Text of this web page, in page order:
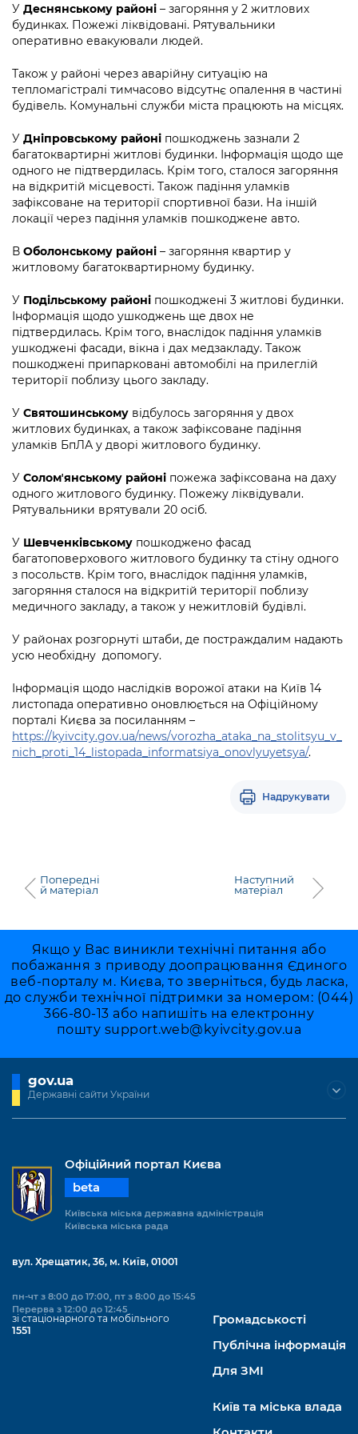
Підприємства, установи, організації
Kyiv International Relations
Річні звіти
Гендерна політика
Безбар'єрність
Київська міська військова адміністрація
Портал Захисників та Захисниць
Портал послуг
Важливе під час воєнного стану
Уряд» – місцевий рівень»
Важливе під час воєнного стану
Про відкриті дані
Портал даних Києва
Публічні дашборди
У Деснянському районі – загоряння у 2 житлових
будинках. Пожежі ліквідовані. Рятувальники
оперативно евакуювали людей.
Також у районі через аварійну ситуацію на
тепломагістралі тимчасово відсутнє опалення в частині
будівель. Комунальні служби міста працюють на місцях.
У Дніпровському районі пошкоджень зазнали 2
багатоквартирні житлові будинки. Інформація щодо ще
одного не підтвердилась. Крім того, сталося загоряння
на відкритій місцевості. Також падіння уламків
зафіксоване на території спортивної бази. На іншій
локації через падіння уламків пошкоджене авто.
В Оболонському районі – загоряння квартир у
житловому багатоквартирному будинку.
У Подільському районі пошкоджені 3 житлові будинки.
Інформація щодо ушкоджень ще двох не
підтвердилась. Крім того, внаслідок падіння уламків
ушкоджені фасади, вікна і дах медзакладу. Також
пошкоджені припарковані автомобілі на прилеглій
території поблизу цього закладу.
У Святошинському відбулось загоряння у двох
житлових будинках, а також зафіксоване падіння
уламків БпЛА у дворі житлового будинку.
У Соломʼянському районі пожежа зафіксована на даху
одного житлового будинку. Пожежу ліквідували.
Рятувальники врятували 20 осіб.
У Шевченківському пошкоджено фасад
багатоповерхового житлового будинку та стіну одного
з посольств. Крім того, внаслідок падіння уламків,
загоряння сталося на відкритій території поблизу
медичного закладу, а також у нежитловій будівлі.
У районах розгорнуті штаби, де постраждалим надають
усю необхідну допомогу.
Інформація щодо наслідків ворожої атаки на Київ 14
листопада оперативно оновлюється на Офіційному
порталі Києва за посиланням –
https://kyivcity.gov.ua/news/vorozha_ataka_na_stolitsyu_v_
nich_proti_14_listopada_informatsiya_onovlyuyetsya/.
Надрукувати
Попередні
й матеріал
Наступний
матеріал
Якщо у Вас виникли технічні питання або
побажання з приводу доопрацювання Єдиного
веб-порталу м. Києва, то зверніться, будь ласка,
до служби технічної підтримки за номером: (044)
366-80-13 або напишіть на електронну
пошту support.web@kyivcity.gov.ua
gov.ua
Державні сайти України
Офіційний портал Києва
beta
Київська міська державна адміністрація
Київська міська рада
вул. Хрещатик, 36, м. Київ, 01001
пн-чт з 8:00 до 17:00, пт з 8:00 до 15:45
Перерва з 12:00 до 12:45
зі стаціонарного та мобільного
1551
Громадськості
Публічна інформація
Для ЗМІ
Київ та міська влада